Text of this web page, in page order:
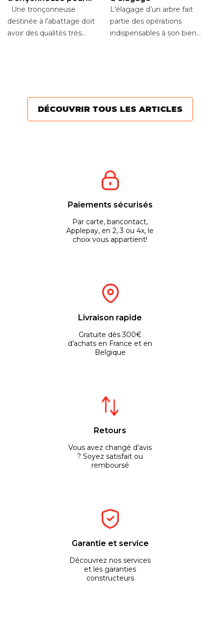
l’abattage
Une tronçonneuse
destinée à l’abattage doit
avoir des qualités très
L'élagage d’un arbre fait
partie des opérations
indispensables à son bien-
DÉCOUVRIR TOUS LES ARTICLES
Paiements sécurisés
Par carte, bancontact,
Applepay, en 2, 3 ou 4x, le
choix vous appartient!
Livraison rapide
Gratuite dès 300€
d’achats en France et en
Belgique
Retours
Vous avez changé d’avis
? Soyez satisfait ou
remboursé
Garantie et service
Découvrez nos services
et les garanties
constructeurs